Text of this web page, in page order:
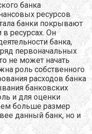
банка
ресурсов
банки покрывают
ресурсах. Он
банка,
первоначальных
не может начать
роль собственного
расходов банка
банковских
и для оценки
больше размер
данный банк, но и